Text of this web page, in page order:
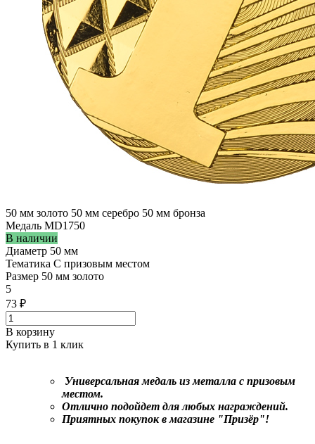
50 мм золото 50 мм серебро 50 мм бронза
Медаль MD1750
В наличии
Диаметр 50 мм
Тематика С призовым местом
Размер 50 мм золото
5
73 ₽
В корзину
Купить в 1 клик
Универсальная медаль из металла с призовым
местом.
Отлично подойдет для любых награждений.
Приятных покупок в магазине "Призёр"!